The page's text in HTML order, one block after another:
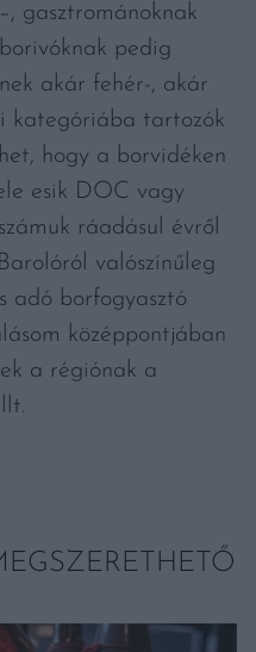
gasztrománoknak
pedig
akár fehér-, akár
kategóriába tartozók
hogy a borvidéken
esik DOC vagy
ráadásul évről
valószínűleg
adó borfogyasztó
középpontjában
a régiónak a